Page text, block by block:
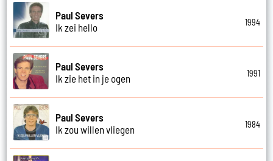
Paul Severs
Ik zei hello
1994
Paul Severs
Ik zie het in je ogen
1991
Paul Severs
Ik zou willen vliegen
1984